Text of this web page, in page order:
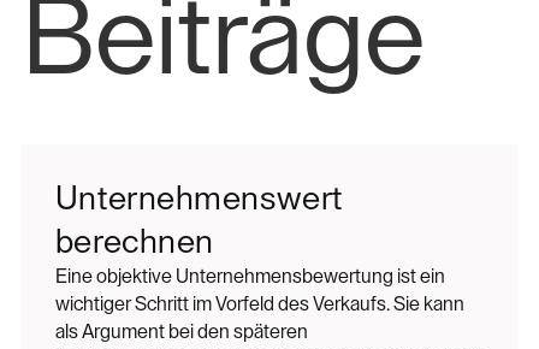
Beiträge
Unternehmenswert
berechnen
Eine objektive Unternehmensbewertung ist ein
wichtiger Schritt im Vorfeld des Verkaufs. Sie kann
als Argument bei den späteren